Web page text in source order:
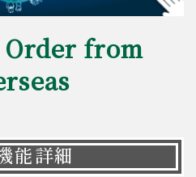
from
能詳細